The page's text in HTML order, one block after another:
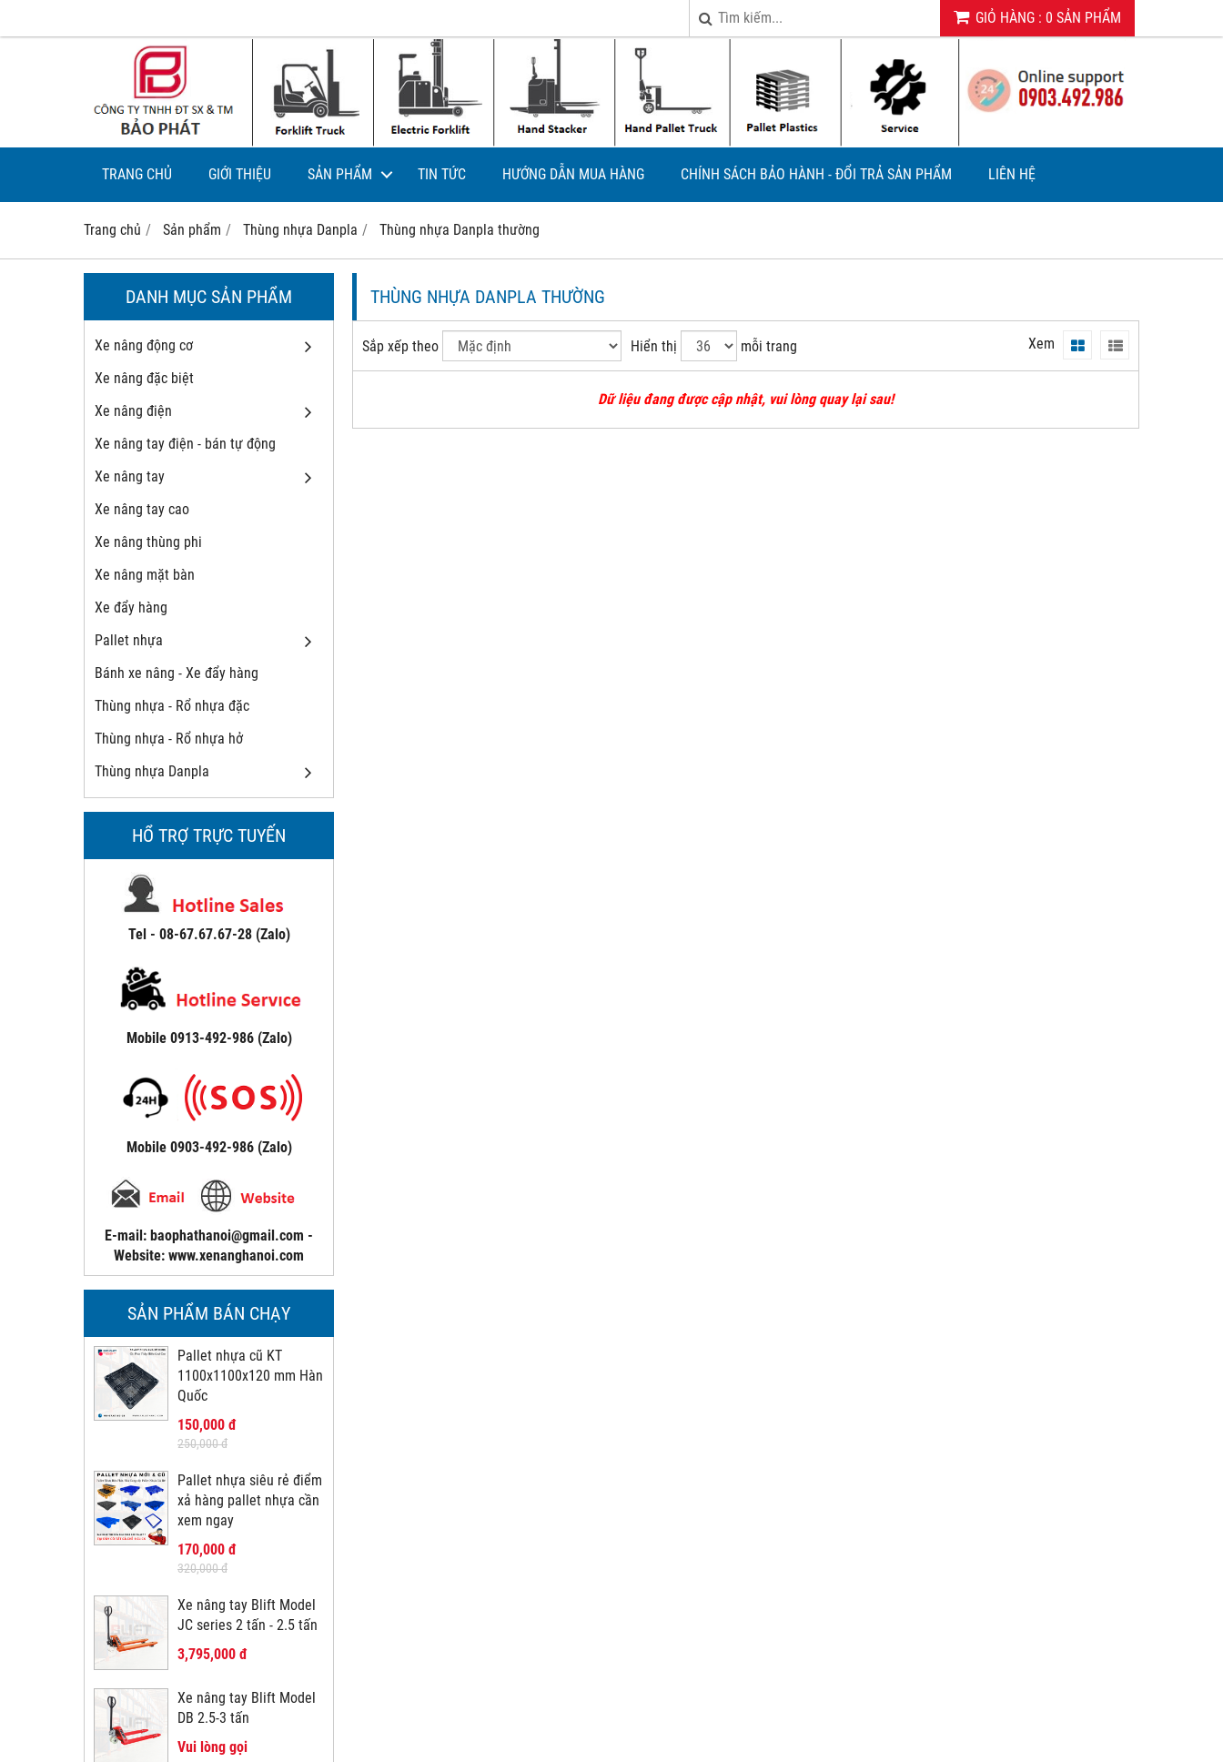
GIỎ HÀNG : 0 SẢN PHẨM
TRANG CHỦ GIỚI THIỆU SẢN PHẨM TIN TỨC HƯỚNG DẪN MUA HÀNG CHÍNH SÁCH BẢO HÀNH - ĐỔI TRẢ SẢN PHẨM LIÊN HỆ
Trang chủ Sản phẩm Thùng nhựa Danpla Thùng nhựa Danpla thường
DANH MỤC SẢN PHẨM
Xe nâng động cơ
Xe nâng đặc biệt
Xe nâng điện
Xe nâng tay điện - bán tự động
Xe nâng tay
Xe nâng tay cao
Xe nâng thùng phi
Xe nâng mặt bàn
Xe đẩy hàng
Pallet nhựa
Bánh xe nâng - Xe đẩy hàng
Thùng nhựa - Rổ nhựa đặc
Thùng nhựa - Rổ nhựa hở
Thùng nhựa Danpla
HỔ TRỢ TRỰC TUYẾN
Tel - 08-67.67.67-28 (Zalo)
Mobile 0913-492-986 (Zalo)
Mobile 0903-492-986 (Zalo)
E-mail: baophathanoi@gmail.com -
Website: www.xenanghanoi.com
SẢN PHẨM BÁN CHẠY
Pallet nhựa cũ KT
1100x1100x120 mm Hàn
Quốc
150,000 đ
250,000 đ
Pallet nhựa siêu rẻ điểm
xả hàng pallet nhựa cần
xem ngay
170,000 đ
320,000 đ
Xe nâng tay Blift Model
JC series 2 tấn - 2.5 tấn
3,795,000 đ
Xe nâng tay Blift Model
DB 2.5-3 tấn
Vui lòng gọi
THÙNG NHỰA DANPLA THƯỜNG
Sắp xếp theo Hiển thị mỗi trang Xem
Dữ liệu đang được cập nhật, vui lòng quay lại sau!